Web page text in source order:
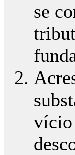
se
vício